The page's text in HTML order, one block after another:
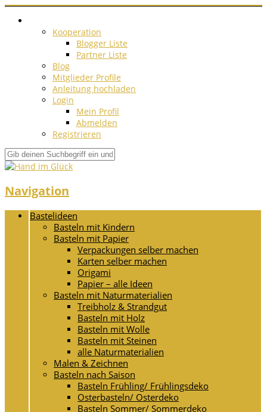
Kooperation
Blogger Liste
Partner Liste
Blog
Mitglieder Profile
Anleitung hochladen
Login
Mein Profil
Abmelden
Registrieren
Navigation
Bastelideen
Basteln mit Kindern
Basteln mit Papier
Verpackungen selber machen
Karten selber machen
Origami
Papier – alle Ideen
Basteln mit Naturmaterialien
Treibholz & Strandgut
Basteln mit Holz
Basteln mit Wolle
Basteln mit Steinen
alle Naturmaterialien
Malen & Zeichnen
Basteln nach Saison
Basteln Frühling/ Frühlingsdeko
Osterbasteln/ Osterdeko
Basteln Sommer/ Sommerdeko